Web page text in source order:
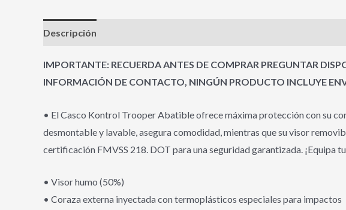
Descripción
IMPORTANTE: RECUERDA ANTES DE COMPRAR PREGUNTAR
INFORMACIÓN DE CONTACTO, NINGÚN PRODUCTO INCLUYE
• El Casco Kontrol Trooper Abatible ofrece máxima protección con su
desmontable y lavable, asegura comodidad, mientras que su visor
certificación FMVSS 218. DOT para una seguridad garantizada.
• Visor humo (50%)
• Coraza externa inyectada con termoplásticos especiales para impactos